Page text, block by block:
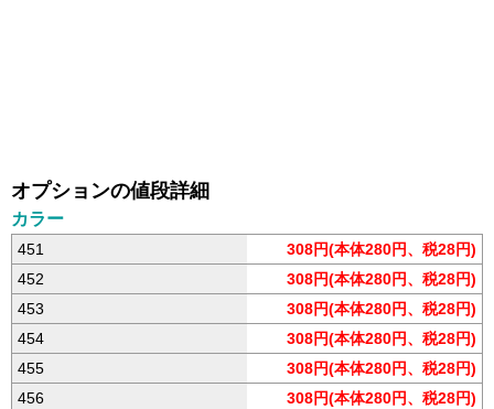
オプションの値段詳細
カラー
451
308円(本体280円、税28円)
452
308円(本体280円、税28円)
453
308円(本体280円、税28円)
454
308円(本体280円、税28円)
455
308円(本体280円、税28円)
456
308円(本体280円、税28円)